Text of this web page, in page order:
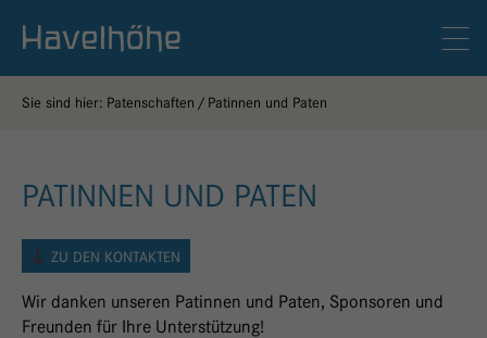
Sie sind hier: Patenschaften Patinnen und Paten
PATINNEN UND PATEN
ZU DEN KONTAKTEN
Wir danken unseren Patinnen und Paten, Sponsoren und
Freunden für Ihre Unterstützung!